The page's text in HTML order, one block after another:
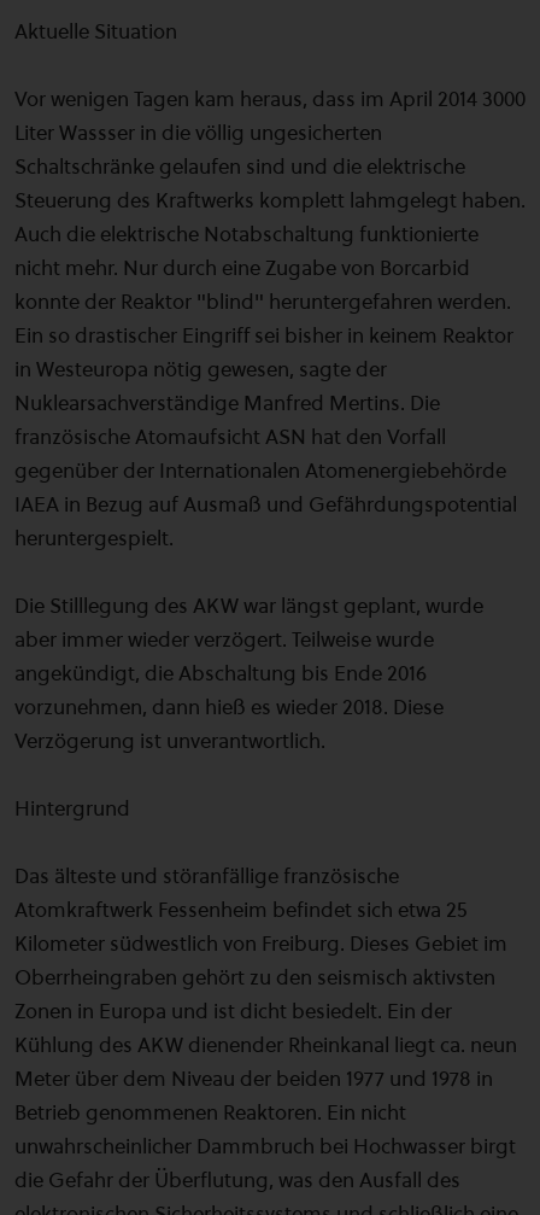
Aktuelle Situation
Vor wenigen Tagen kam heraus, dass im April 2014 3000
Liter Wassser in die völlig ungesicherten
Schaltschränke gelaufen sind und die elektrische
Steuerung des Kraftwerks komplett lahmgelegt haben.
Auch die elektrische Notabschaltung funktionierte
nicht mehr. Nur durch eine Zugabe von Borcarbid
konnte der Reaktor "blind" heruntergefahren werden.
Ein so drastischer Eingriff sei bisher in keinem Reaktor
in Westeuropa nötig gewesen, sagte der
Nuklearsachverständige Manfred Mertins. Die
französische Atomaufsicht ASN hat den Vorfall
gegenüber der Internationalen Atomenergiebehörde
IAEA in Bezug auf Ausmaß und Gefährdungspotential
heruntergespielt.
Die Stilllegung des AKW war längst geplant, wurde
aber immer wieder verzögert. Teilweise wurde
angekündigt, die Abschaltung bis Ende 2016
vorzunehmen, dann hieß es wieder 2018. Diese
Verzögerung ist unverantwortlich.
Hintergrund
Das älteste und störanfällige französische
Atomkraftwerk Fessenheim befindet sich etwa 25
Kilometer südwestlich von Freiburg. Dieses Gebiet im
Oberrheingraben gehört zu den seismisch aktivsten
Zonen in Europa und ist dicht besiedelt. Ein der
Kühlung des AKW dienender Rheinkanal liegt ca. neun
Meter über dem Niveau der beiden 1977 und 1978 in
Betrieb genommenen Reaktoren. Ein nicht
unwahrscheinlicher Dammbruch bei Hochwasser birgt
die Gefahr der Überflutung, was den Ausfall des